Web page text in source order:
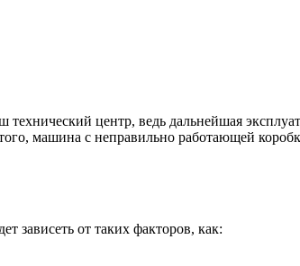
центр, ведь дальнейшая
машина с неправильно работающей
зависеть от таких факторов, как: